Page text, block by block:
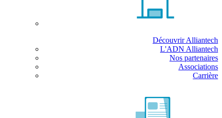
Découvrir Alliantech
L'ADN Alliantech
Nos partenaires
Associations
Carrière